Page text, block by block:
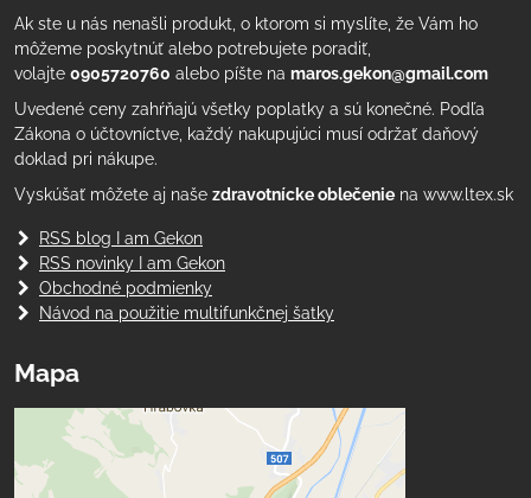
Ak ste u nás nenašli produkt, o ktorom si myslíte, že Vám ho
môžeme poskytnúť alebo potrebujete poradiť,
volajte 0905720760 alebo píšte na maros.gekon@gmail.com
Uvedené ceny zahŕňajú všetky poplatky a sú konečné. Podľa
Zákona o účtovníctve, každý nakupujúci musí održať daňový
doklad pri nákupe.
Vyskúšať môžete aj naše zdravotnícke oblečenie na www.ltex.sk
RSS blog I am Gekon
RSS novinky I am Gekon
Obchodné podmienky
Návod na použitie multifunkčnej šatky
Mapa